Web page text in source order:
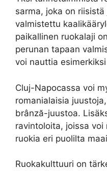
sarma, joka on
valmistettu
paikallinen ruokalaji
perunan tapaan
voi nauttia
Cluj-Napocassa voi
romanialaisia
brânză-juustoa.
ravintoloita, joissa voi
ruokia eri puolilta
Ruokakulttuuri on